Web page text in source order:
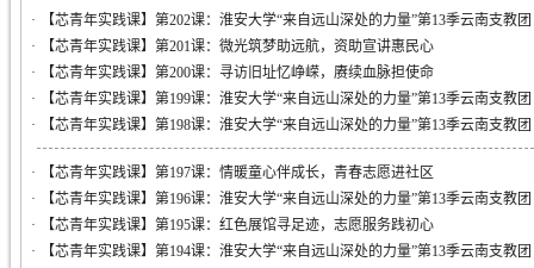
·
【芯青年实践课】第202课：淮安大学“来自远山深处的力量”第13季云南支教
·
【芯青年实践课】第201课：微光筑梦助远航，资助宣讲惠民心
·
【芯青年实践课】第200课：寻访旧址忆峥嵘，赓续血脉担使命
·
【芯青年实践课】第199课：淮安大学“来自远山深处的力量”第13季云南支教
·
【芯青年实践课】第198课：淮安大学“来自远山深处的力量”第13季云南支教
·
【芯青年实践课】第197课：情暖童心伴成长，青春志愿进社区
·
【芯青年实践课】第196课：淮安大学“来自远山深处的力量”第13季云南支教
·
【芯青年实践课】第195课：红色展馆寻足迹，志愿服务践初心
·
【芯青年实践课】第194课：淮安大学“来自远山深处的力量”第13季云南支教